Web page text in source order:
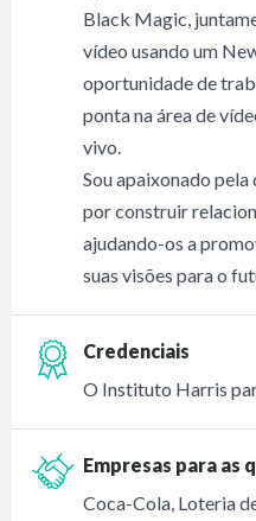
Black Magic,
vídeo usando um
oportunidade de
ponta na área de
vivo.
Sou apaixonado
por construir
ajudando-os a
suas visões para o
Credenciais
O Instituto Harris
Empresas para as
Coca-Cola, Loteria